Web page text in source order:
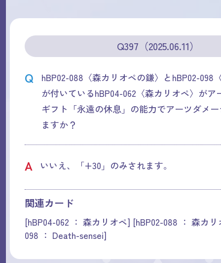
Q397（2025.06.11）
Q
hBP02-088〈森カリオペの鎌〉とhBP02-098
が付いているhBP04-062〈森カリオペ〉が
ギフト「永遠の休息」の能力でアーツダメ
ますか？
A いいえ、「+30」のみされます。
関連カード
[hBP04-062 ： 森カリオペ] [hBP02-088 ： 森カ
098 ： Death-sensei]